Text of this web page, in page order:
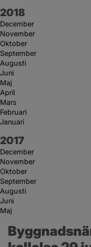
År:
2018
December
November
Oktober
September
Augusti
Juni
Maj
April
Mars
Februari
Januari
År:
2017
December
November
Oktober
September
Augusti
Juni
Maj